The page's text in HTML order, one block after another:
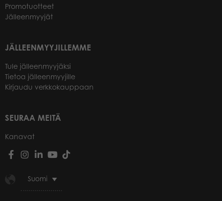
Promotuotteet
Jälleenmyyjät
JÄLLEENMYYJILLEMME
Tule jälleenmyyjäksi
Tietoa jälleenmyyjille
Kirjaudu verkkokauppaan
SEURAA MEITÄ
Kanavat
Suomi